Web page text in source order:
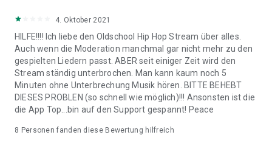
4. Oktober 2021
HILFE!!!! Ich liebe den Oldschool Hip Hop Stream über alles.
Auch wenn die Moderation manchmal gar nicht mehr zu den
gespielten Liedern passt. ABER seit einiger Zeit wird den
Stream ständig unterbrochen. Man kann kaum noch 5
Minuten ohne Unterbrechung Musik hören. BITTE BEHEBT
DIESES PROBLEN (so schnell wie möglich)!!! Ansonsten ist die
die App Top...bin auf den Support gespannt! Peace
8 Personen fanden diese Bewertung hilfreich